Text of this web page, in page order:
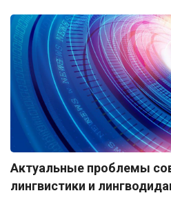
Актуальные проблемы
лингвистики и